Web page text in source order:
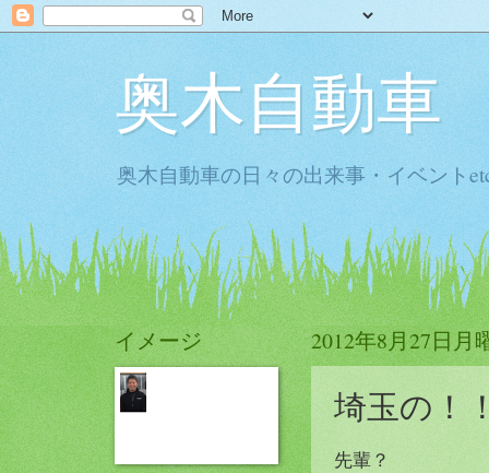
奥木自動車
奥木自動車の日々の出来事・イベント
2012年8月27日月
埼玉の！
先輩？
イメージ